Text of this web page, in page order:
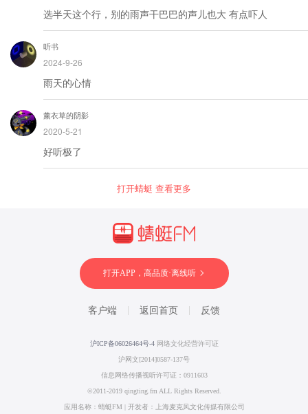
选半天这个行，别的雨声干巴巴的声儿也大 有点吓人
听书
2024-9-26
雨天的心情
薰衣草的阴影
2020-5-21
好听极了
打开蜻蜓 查看更多
打开APP，高品质·离线听
客户端 返回首页 反馈
沪ICP备06026464号-4 网络文化经营许可证
沪网文[2014]0587-137号
信息网络传播视听许可证：0911603
©2011-2019 qingting.fm ALL Rights Reserved.
应用名称：蜻蜓FM | 开发者：上海麦克风文化传媒有限公司